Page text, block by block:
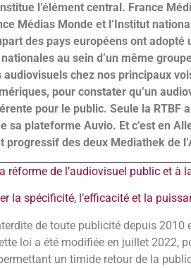
l’élément central. France
Médias Monde et l’Institut
des pays européens ont
au sein d’un même
chez nos principaux
pour constater qu’un
pour le public. Seule la RTBF
sa plateforme Auvio. Et c’est en
des deux Mediathek de
réforme de l’audiovisuel public et à
la spécificité, l’efficacité et la
de toute publicité depuis 2010
loi a été modifiée en juillet 2022,
un timide retour de la